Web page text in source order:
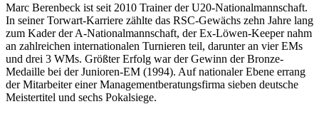
Marc Berenbeck ist seit 2010 Trainer der U20-Nationalmannschaft.
In seiner Torwart-Karriere zählte das RSC-Gewächs zehn Jahre lang
zum Kader der A-Nationalmannschaft, der Ex-Löwen-Keeper nahm
an zahlreichen internationalen Turnieren teil, darunter an vier EMs
und drei 3 WMs. Größter Erfolg war der Gewinn der Bronze-
Medaille bei der Junioren-EM (1994). Auf nationaler Ebene errang
der Mitarbeiter einer Managementberatungsfirma sieben deutsche
Meistertitel und sechs Pokalsiege.